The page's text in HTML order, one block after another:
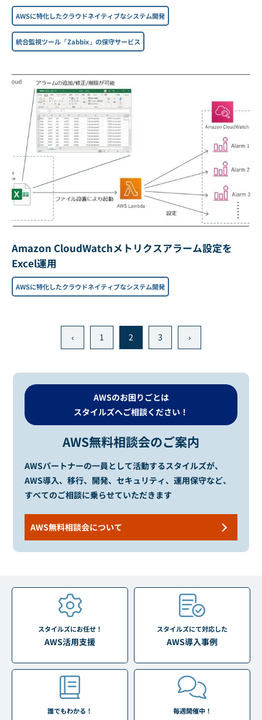
AWSに特化したクラウドネイティブなシステム開発
統合監視ツール「Zabbix」の保守サービス
Amazon CloudWatchメトリクスアラーム設定を
Excel運用
AWSに特化したクラウドネイティブなシステム開発
‹ 1 2 3 ›
AWSのお困りごとは
スタイルズへご相談ください！
AWS無料相談会のご案内
AWSパートナーの一員として活動するスタイルズが、
AWS導入、移行、開発、セキュリティ、運用保守など、
すべてのご相談に乗らせていただきます
AWS無料相談会について
スタイルズにお任せ！
AWS活用支援
スタイルズにて対応した
AWS導入事例
誰でもわかる！ 毎週開催中！